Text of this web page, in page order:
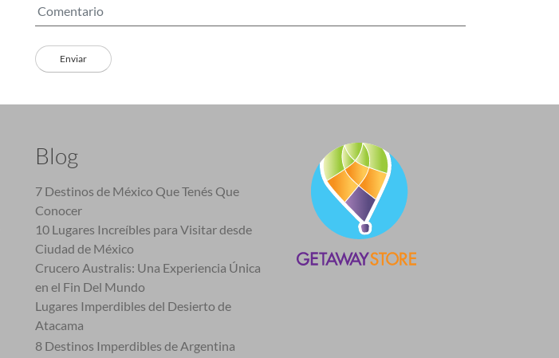
Blog
7 Destinos de México Que Tenés Que
Conocer
10 Lugares Increíbles para Visitar desde
Ciudad de México
Crucero Australis: Una Experiencia Única
en el Fin Del Mundo
Lugares Imperdibles del Desierto de
Atacama
8 Destinos Imperdibles de Argentina